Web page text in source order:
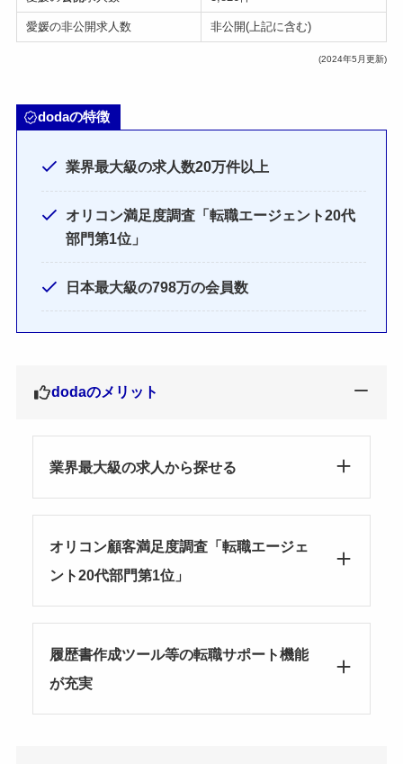
愛媛の非公開求人数 非公開(上記に含む)
(2024年5月更新)
dodaの特徴
業界最大級の求人数20万件以上
オリコン満足度調査「転職エージェント20代
部門第1位」
日本最大級の798万の会員数
dodaのメリット
業界最大級の求人から探せる
オリコン顧客満足度調査「転職エージェ
ント20代部門第1位」
履歴書作成ツール等の転職サポート機能
が充実